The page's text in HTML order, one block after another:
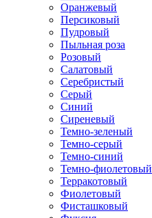
Оранжевый
Персиковый
Пудровый
Пыльная роза
Розовый
Салатовый
Серебристый
Серый
Синий
Сиреневый
Темно-зеленый
Темно-серый
Темно-синий
Темно-фиолетовый
Терракотовый
Фиолетовый
Фисташковый